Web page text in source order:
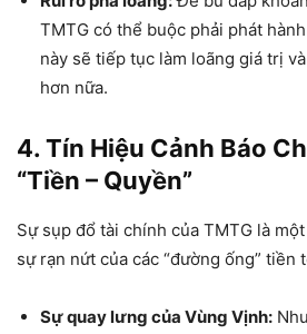
TMTG có thể buộc phải phát
này sẽ tiếp tục làm loãng giá trị
hơn nữa.
4. Tín Hiệu Cảnh Báo
“Tiền – Quyền”
Sự sụp đổ tài chính của TMTG là
sự rạn nứt của các “đường ống” tiền
Sự quay lưng của Vùng Vịnh: